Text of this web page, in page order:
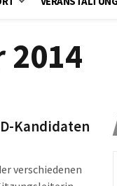
2014
Kandidaten
verschiedenen